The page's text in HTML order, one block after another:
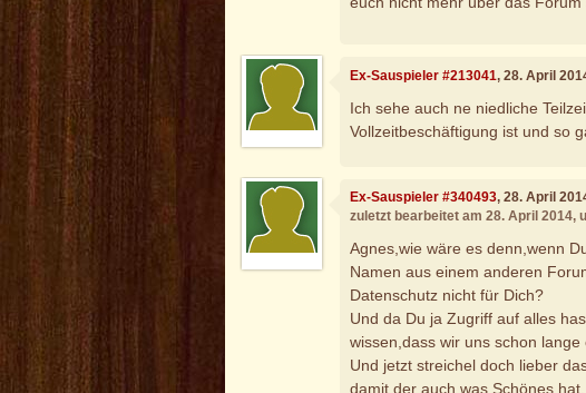
Ex-Sauspieler #213041, 28. April
Ich sehe auch ne niedliche
Vollzeitbeschäftigung ist und so
Ex-Sauspieler #340493, 28. April
zuletzt bearbeitet am 28. April 2014,
Agnes,wie wäre es denn,wenn
Namen aus einem anderen
Datenschutz nicht für Dich?
Und da Du ja Zugriff auf alles
wissen,dass wir uns schon
Und jetzt streichel doch lieber
damit der auch was Schönes hat.